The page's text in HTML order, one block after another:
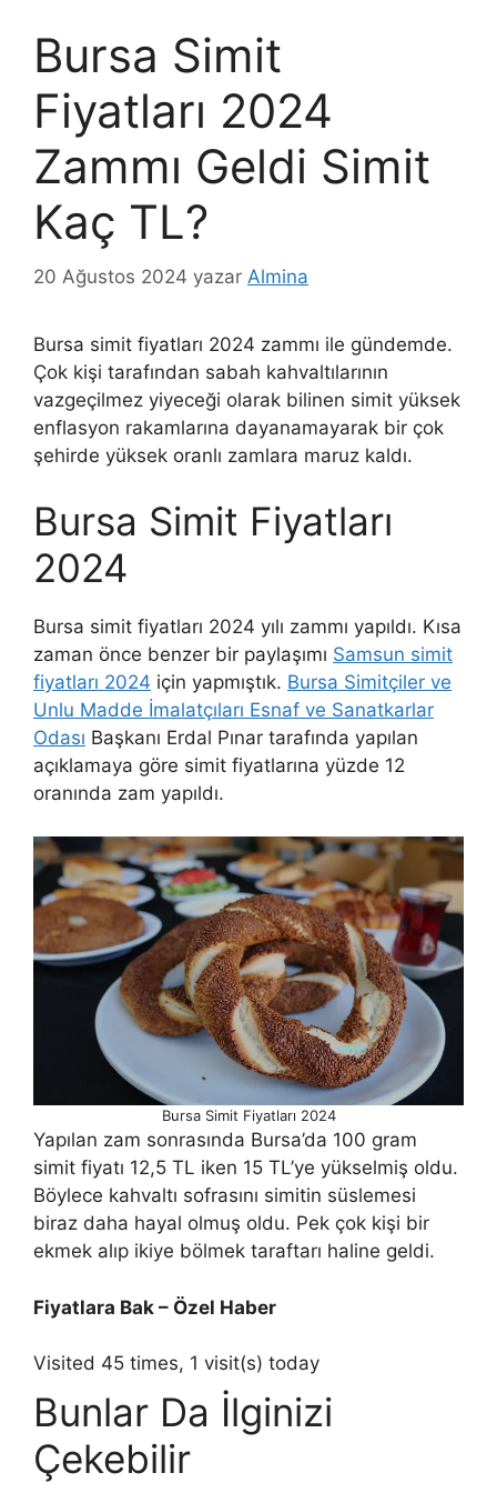
Bursa Simit
Fiyatları 2024
Zammı Geldi Simit
Kaç TL?
20 Ağustos 2024 yazar Almina
Bursa simit fiyatları 2024 zammı ile gündemde.
Çok kişi tarafından sabah kahvaltılarının
vazgeçilmez yiyeceği olarak bilinen simit yüksek
enflasyon rakamlarına dayanamayarak bir çok
şehirde yüksek oranlı zamlara maruz kaldı.
Bursa Simit Fiyatları
2024
Bursa simit fiyatları 2024 yılı zammı yapıldı. Kısa
zaman önce benzer bir paylaşımı Samsun simit
fiyatları 2024 için yapmıştık. Bursa Simitçiler ve
Unlu Madde İmalatçıları Esnaf ve Sanatkarlar
Odası Başkanı Erdal Pınar tarafında yapılan
açıklamaya göre simit fiyatlarına yüzde 12
oranında zam yapıldı.
Bursa Simit Fiyatları 2024
Yapılan zam sonrasında Bursa’da 100 gram
simit fiyatı 12,5 TL iken 15 TL’ye yükselmiş oldu.
Böylece kahvaltı sofrasını simitin süslemesi
biraz daha hayal olmuş oldu. Pek çok kişi bir
ekmek alıp ikiye bölmek taraftarı haline geldi.
Fiyatlara Bak – Özel Haber
Visited 45 times, 1 visit(s) today
Bunlar Da İlginizi
Çekebilir